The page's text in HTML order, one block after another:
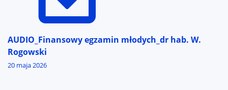
AUDIO_Finansowy egzamin młodych_dr hab. W.
Rogowski
20 maja 2026